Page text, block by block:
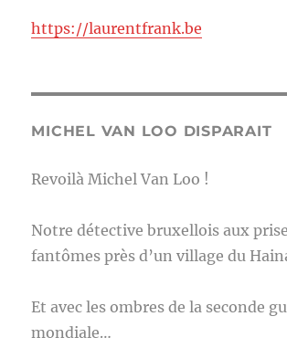
https://laurentfrank.be
MICHEL VAN LOO DISPARAIT
Revoilà Michel Van Loo !
Notre détective bruxellois aux
fantômes près d’un village du
Et avec les ombres de la seconde
mondiale…